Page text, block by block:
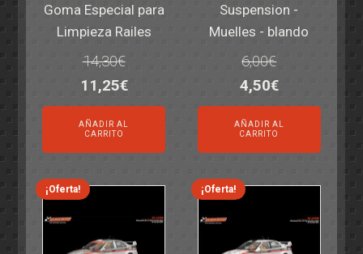
Goma Especial para
Limpieza Railes
14,30€
El
precio
original
era:
14,30€.
11,25€El
precio
actual
es:
11,25€.
AÑADIR AL
CARRITO
Suspension -
Muelles - blando
6,00€
El
precio
original
era:
6,00€.
4,50€El
precio
actual
es:
4,50€.
AÑADIR AL
CARRITO
¡Oferta! ¡Oferta!